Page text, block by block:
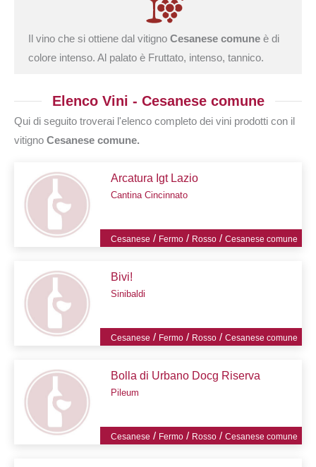
Il vino che si ottiene dal vitigno Cesanese comune è di
colore intenso. Al palato è Fruttato, intenso, tannico.
Elenco Vini - Cesanese comune
Qui di seguito troverai l'elenco completo dei vini prodotti con il
vitigno Cesanese comune.
Arcatura Igt Lazio
Cantina Cincinnato
Cesanese / Fermo / Rosso /Cesanese comune
Bivi!
Sinibaldi
Cesanese / Fermo / Rosso /Cesanese comune
Bolla di Urbano Docg Riserva
Pileum
Cesanese / Fermo / Rosso /Cesanese comune